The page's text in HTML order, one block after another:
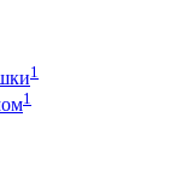
1
1